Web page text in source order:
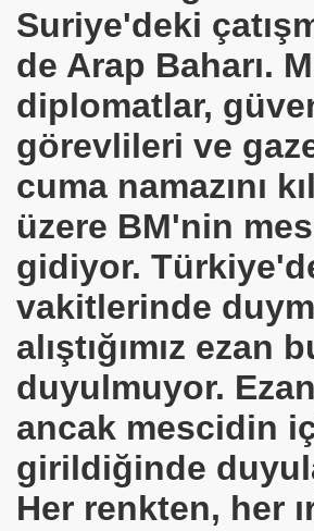
Suriye'deki
de Arap Baharı.
diplomatlar,
görevlileri ve
cuma namazını
üzere BM'nin
gidiyor.
vakitlerinde
alıştığımız ezan
duyulmuyor.
ancak mescidin
girildiğinde
Her renkten, her
Müslüman oldu.
SOW
Ayeti